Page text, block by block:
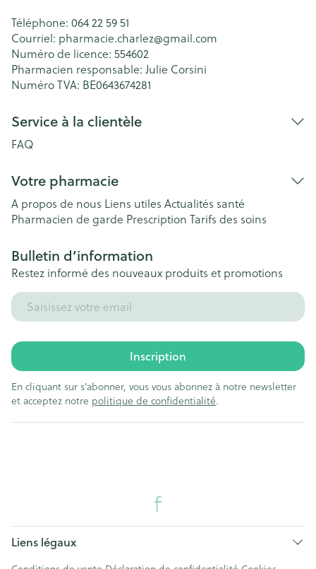
Téléphone: 064 22 59 51
Courriel: pharmacie.charlez@gmail.com
Numéro de licence: 554602
Pharmacien responsable: Julie Corsini
Numéro TVA: BE0643674281
Service à la clientèle
FAQ
Votre pharmacie
A propos de nous Liens utiles Actualités santé
Pharmacien de garde Prescription Tarifs des soins
Bulletin d’information
Restez informé des nouveaux produits et promotions
Adresse mail
Inscription
En cliquant sur s'abonner, vous vous abonnez à notre newsletter
et acceptez notre politique de confidentialité.
Liens légaux